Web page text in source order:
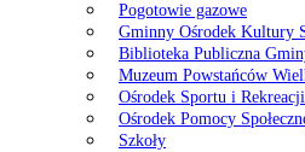
Pogotowie gazowe
Gminny Ośrodek Kultury
Biblioteka Publiczna
Muzeum Powstańców
Ośrodek Sportu i Rekreacji
Ośrodek Pomocy
Szkoły